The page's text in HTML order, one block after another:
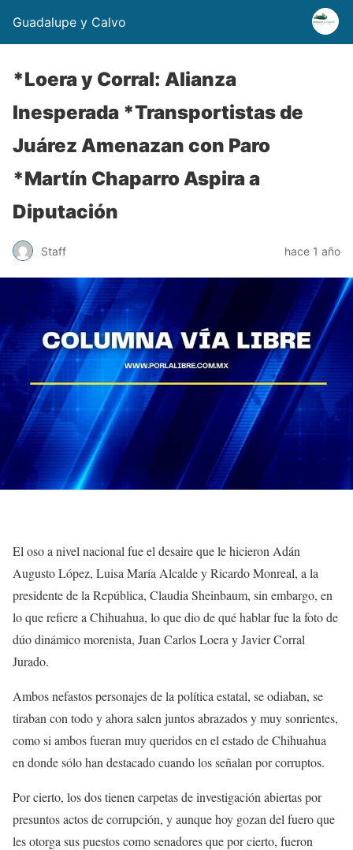
Guadalupe y Calvo
*Loera y Corral: Alianza
Inesperada *Transportistas de
Juárez Amenazan con Paro
*Martín Chaparro Aspira a
Diputación
Staff hace 1 año
El oso a nivel nacional fue el desaire que le hicieron Adán
Augusto López, Luisa María Alcalde y Ricardo Monreal, a la
presidente de la República, Claudia Sheinbaum, sin embargo, en
lo que refiere a Chihuahua, lo que dio de qué hablar fue la foto de
dúo dinámico morenista, Juan Carlos Loera y Javier Corral
Jurado.
Ambos nefastos personajes de la política estatal, se odiaban, se
tiraban con todo y ahora salen juntos abrazados y muy sonrientes,
como si ambos fueran muy queridos en el estado de Chihuahua
en donde sólo han destacado cuando los señalan por corruptos.
Por cierto, los dos tienen carpetas de investigación abiertas por
presuntos actos de corrupción, y aunque hoy gozan del fuero que
les otorga sus puestos como senadores que por cierto, fueron